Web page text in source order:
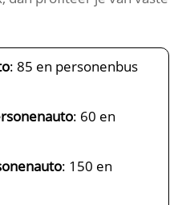
: 85 en personenbus
: 60 en
: 150 en